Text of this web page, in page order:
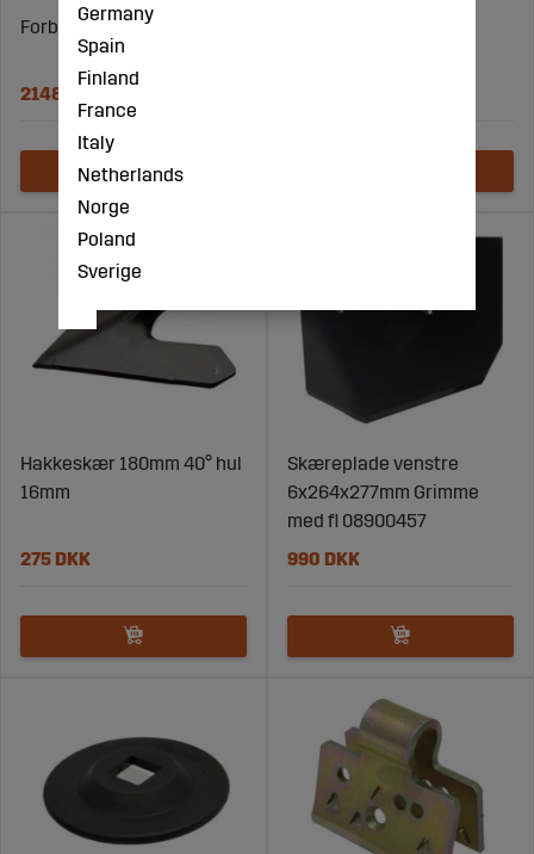
Forbinder 08900018
2148 DKK
Hakkeskær 180mm 40° hul
16mm
275 DKK
Skæreplade venstre
6x264x277mm Grimme
med fl 08900457
990 DKK
Germany
Spain
Finland
France
Italy
Netherlands
Norge
Poland
Sverige